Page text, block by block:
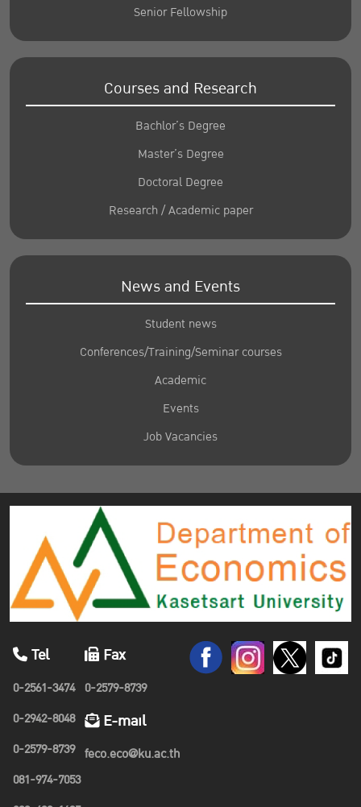
Senior Fellowship
Courses and Research
Bachlor’s Degree
Master’s Degree
Doctoral Degree
Research / Academic paper
News and Events
Student news
Conferences/Training/Seminar courses
Academic
Events
Job Vacancies
Tel
0-2561-3474
0-2942-8048
0-2579-8739
081-974-7053
Fax
0-2579-8739
E-mail
feco.eco@ku.ac.th